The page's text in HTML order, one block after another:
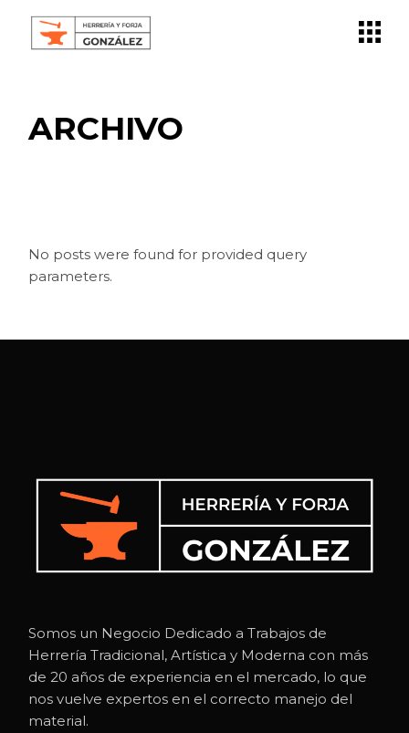
content
ARCHIVO
No posts were found for provided query
parameters.
Somos un Negocio Dedicado a Trabajos de
Herrería Tradicional, Artística y Moderna con más
de 20 años de experiencia en el mercado, lo que
nos vuelve expertos en el correcto manejo del
material.